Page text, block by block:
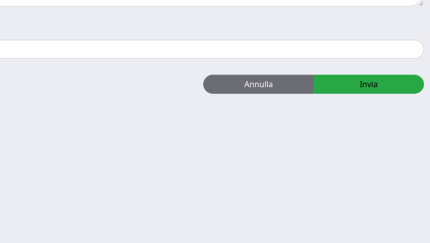
Annulla Invia